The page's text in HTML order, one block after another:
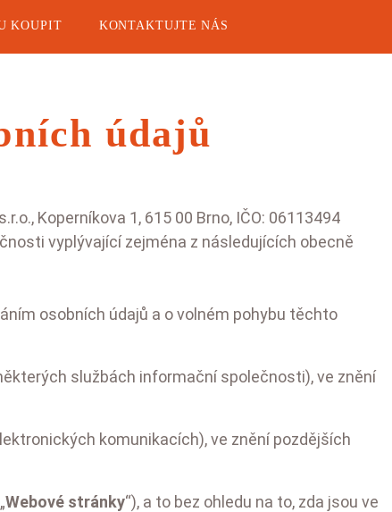
KOUPIT KONTAKTUJTE NÁS
cukety,
Cukety
Melouny
Cukrové melouny
údajů
Koperníkova 1, 615 00 Brno, IČO: 06113494
vyplývající zejména z následujících obecně
osobních údajů a o volném pohybu těchto
službách informační společnosti), ve znění
komunikacích), ve znění pozdějších
Webové stránky“), a to bez ohledu na to, zda jsou ve